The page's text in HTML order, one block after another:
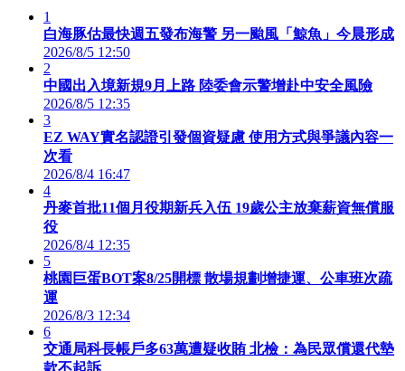
1
白海豚估最快週五發布海警 另一颱風「鯨魚」今晨形成
2026/8/5 12:50
2
中國出入境新規9月上路 陸委會示警增赴中安全風險
2026/8/5 12:35
3
EZ WAY實名認證引發個資疑慮 使用方式與爭議內容一
次看
2026/8/4 16:47
4
丹麥首批11個月役期新兵入伍 19歲公主放棄薪資無償服
役
2026/8/4 12:35
5
桃園巨蛋BOT案8/25開標 散場規劃增捷運、公車班次疏
運
2026/8/3 12:34
6
交通局科長帳戶多63萬遭疑收賄 北檢：為民眾償還代墊
款不起訴